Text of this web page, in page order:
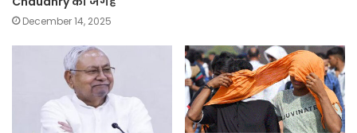
December 14, 2025